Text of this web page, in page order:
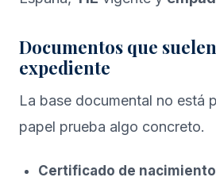
Documentos que
expediente
La base documental no está
papel prueba algo concreto.
Certificado de nacimiento